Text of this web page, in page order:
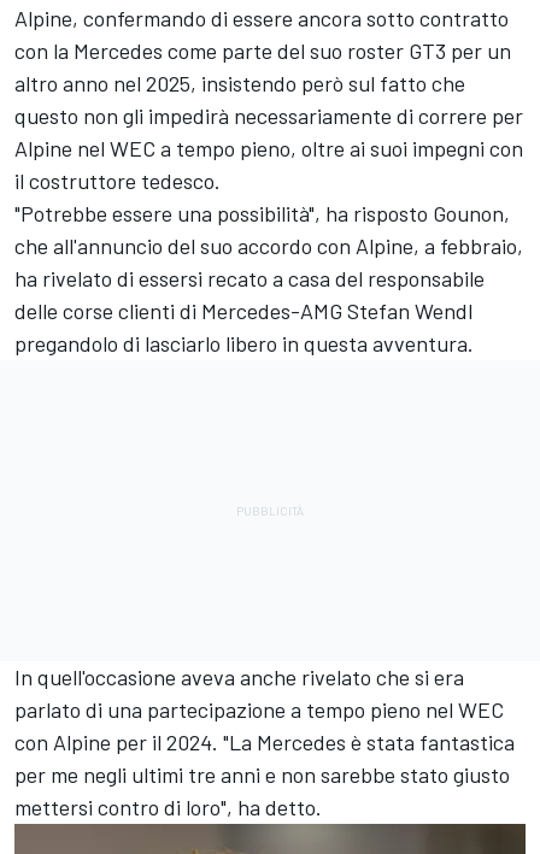
Alpine, confermando di essere ancora sotto contratto
con la Mercedes come parte del suo roster GT3 per un
altro anno nel 2025, insistendo però sul fatto che
questo non gli impedirà necessariamente di correre per
Alpine nel WEC a tempo pieno, oltre ai suoi impegni con
il costruttore tedesco.
"Potrebbe essere una possibilità", ha risposto Gounon,
che all'annuncio del suo accordo con Alpine, a febbraio,
ha rivelato di essersi recato a casa del responsabile
delle corse clienti di Mercedes-AMG Stefan Wendl
pregandolo di lasciarlo libero in questa avventura.
In quell'occasione aveva anche rivelato che si era
parlato di una partecipazione a tempo pieno nel WEC
con Alpine per il 2024. "La Mercedes è stata fantastica
per me negli ultimi tre anni e non sarebbe stato giusto
mettersi contro di loro", ha detto.